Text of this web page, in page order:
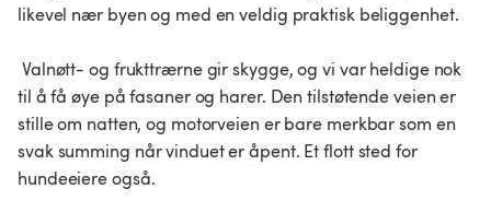
likevel nær byen og med en veldig praktisk beliggenhet.
til å få øye på fasaner og harer. Den tilstøtende veien er
stille om natten, og motorveien er bare merkbar som en
svak summing når vinduet er åpent. Et flott sted for
hundeeiere også.